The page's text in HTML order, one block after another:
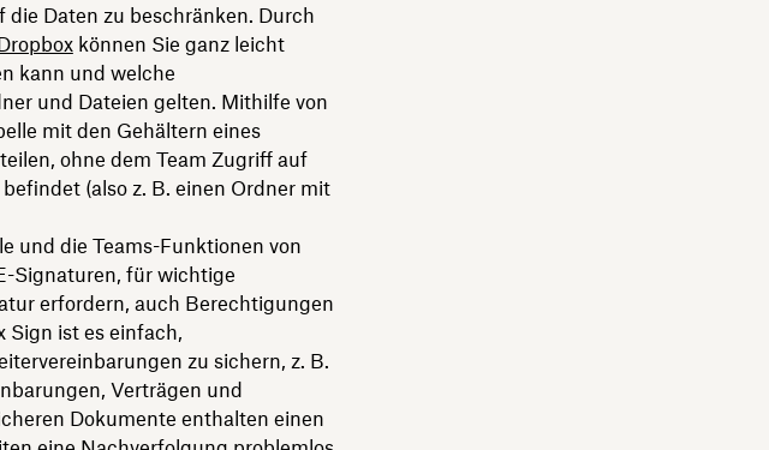
Daten zu beschränken. Durch
können Sie ganz leicht
kann und welche
und Dateien gelten. Mithilfe von
mit den Gehältern eines
ohne dem Team Zugriff auf
(also z. B. einen Ordner mit
und die Teams-Funktionen von
Signaturen, für wichtige
erfordern, auch Berechtigungen
Sign ist es einfach,
zu sichern, z. B.
Verträgen und
Dokumente enthalten einen